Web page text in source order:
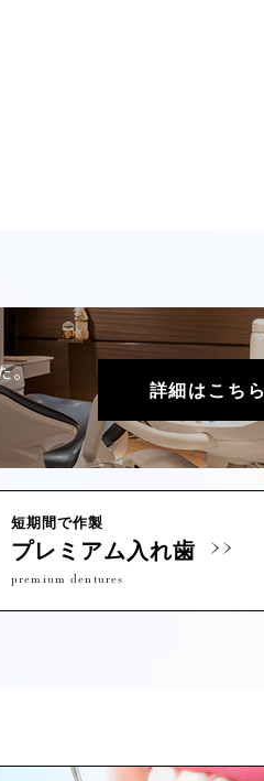
。
詳細はこちら
短期間で作製
プレミアム入れ歯
premium dentures